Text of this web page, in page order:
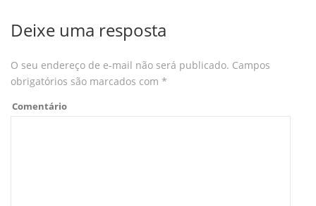
Deixe uma resposta
O seu endereço de e-mail não será publicado. Campos
obrigatórios são marcados com *
Comentário